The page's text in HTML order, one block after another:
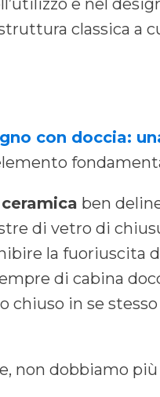
e nel
classica a
con doccia:
ben
di vetro di
la fuoriuscita
di cabina
in se
non dobbiamo